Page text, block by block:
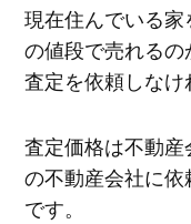
現在住んでいる
の値段で売れる
査定を依頼しなけ
査定価格は不動
の不動産会社に
です。